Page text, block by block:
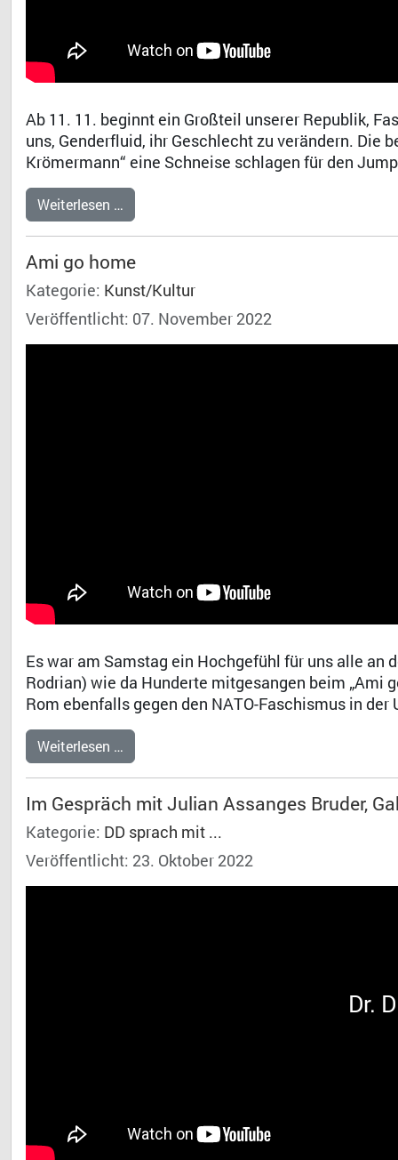
Dr.
Ab 11. 11. beginnt ein Großteil unserer Republik,
uns, Genderfluid, ihr Geschlecht zu verändern. Die
Krömermann“ eine Schneise schlagen für den
Weiterlesen …
Ami go home
Kategorie: Kunst/Kultur
Veröffentlicht: 07. November 2022
Es war am Samstag ein Hochgefühl für uns alle an
Rodrian) wie da Hunderte mitgesangen beim „Ami
Rom ebenfalls gegen den NATO-Faschismus in der
Weiterlesen …
Im Gespräch mit Julian Assanges Bruder,
Kategorie: DD sprach mit ...
Veröffentlicht: 23. Oktober 2022